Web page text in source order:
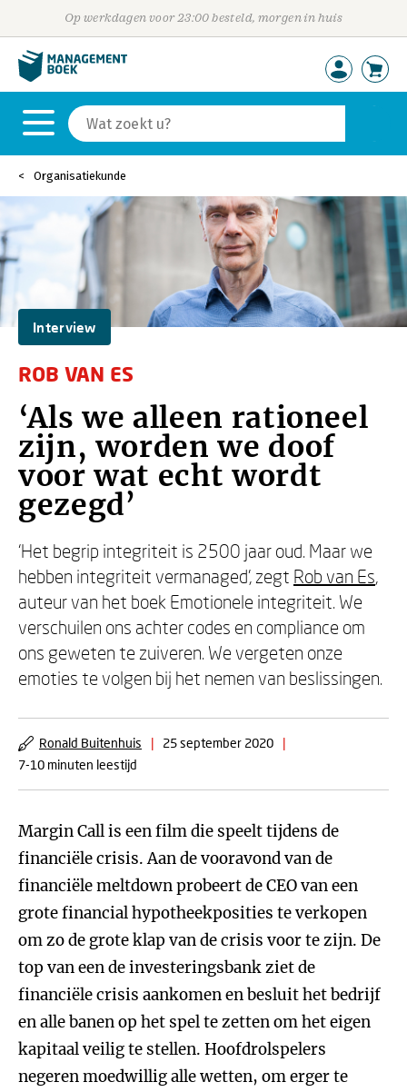
Op werkdagen voor 23:00 besteld, morgen in huis
Organisatiekunde
Interview
ROB VAN ES
‘Als we alleen rationeel
zijn, worden we doof
voor wat echt wordt
gezegd’
‘Het begrip integriteit is 2500 jaar oud. Maar we
hebben integriteit vermanaged’, zegt Rob van Es,
auteur van het boek Emotionele integriteit. We
verschuilen ons achter codes en compliance om
ons geweten te zuiveren. We vergeten onze
emoties te volgen bij het nemen van beslissingen.
Ronald Buitenhuis | 25 september 2020
|
7-10 minuten leestijd
Margin Call is een film die speelt tijdens de
financiële crisis. Aan de vooravond van de
financiële meltdown probeert de CEO van een
grote financial hypotheekposities te verkopen
om zo de grote klap van de crisis voor te zijn. De
top van een de investeringsbank ziet de
financiële crisis aankomen en besluit het bedrijf
en alle banen op het spel te zetten om het eigen
kapitaal veilig te stellen. Hoofdrolspelers
negeren moedwillig alle wetten, om erger te